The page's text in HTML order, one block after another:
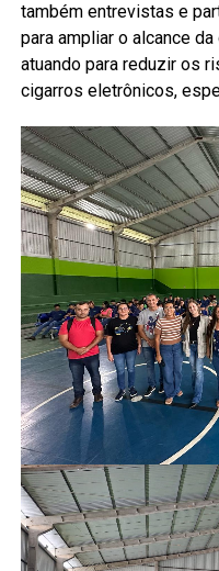
também entrevistas e
para ampliar o alcance
atuando para reduzir os
cigarros eletrônicos,